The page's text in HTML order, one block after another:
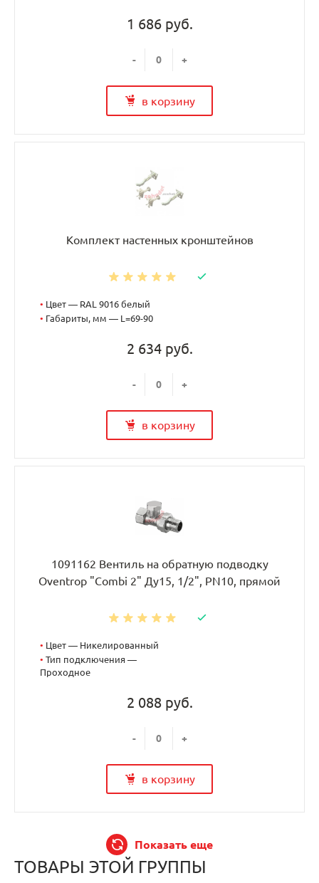
1 686 руб.
- +
в корзину
Комплект настенных кронштейнов
• Цвет — RAL 9016 белый
• Габариты, мм — L=69-90
2 634 руб.
- +
в корзину
1091162 Вентиль на обратную подводку
Oventrop "Combi 2" Ду15, 1/2", PN10, прямой
• Цвет — Никелированный
• Тип подключения —
Проходное
2 088 руб.
- +
в корзину
Показать еще
ТОВАРЫ ЭТОЙ ГРУППЫ